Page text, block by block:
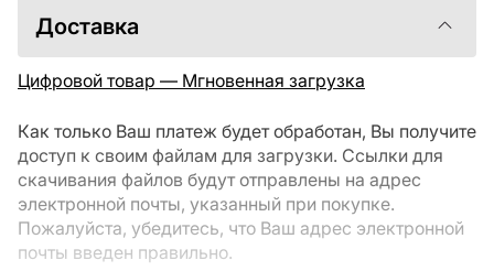
Доставка
Цифровой товар — Мгновенная загрузка
Как только Ваш платеж будет обработан, Вы получите
доступ к своим файлам для загрузки. Ссылки для
скачивания файлов будут отправлены на адрес
электронной почты, указанный при покупке.
Пожалуйста, убедитесь, что Ваш адрес электронной
почты введен правильно.